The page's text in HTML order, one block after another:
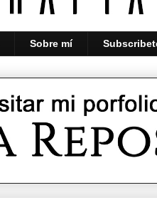
Sobre mí